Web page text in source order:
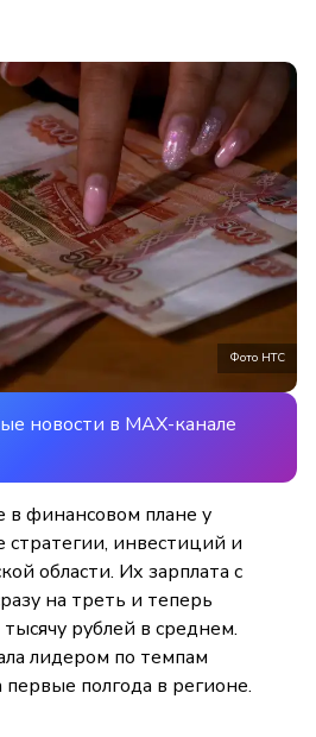
Фото НТС
новости в MAX-канале
в финансовом плане у
стратегии, инвестиций и
области. Их зарплата с
на треть и теперь
рублей в среднем.
лидером по темпам
полгода в регионе.